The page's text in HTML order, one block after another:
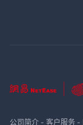
公司简介- 客户服务-